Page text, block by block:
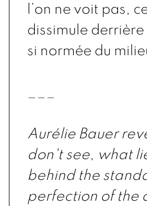
l’on ne voit pas,
dissimule
si normée du
Aurélie Bauer
don't see, what
behind the
perfection of the